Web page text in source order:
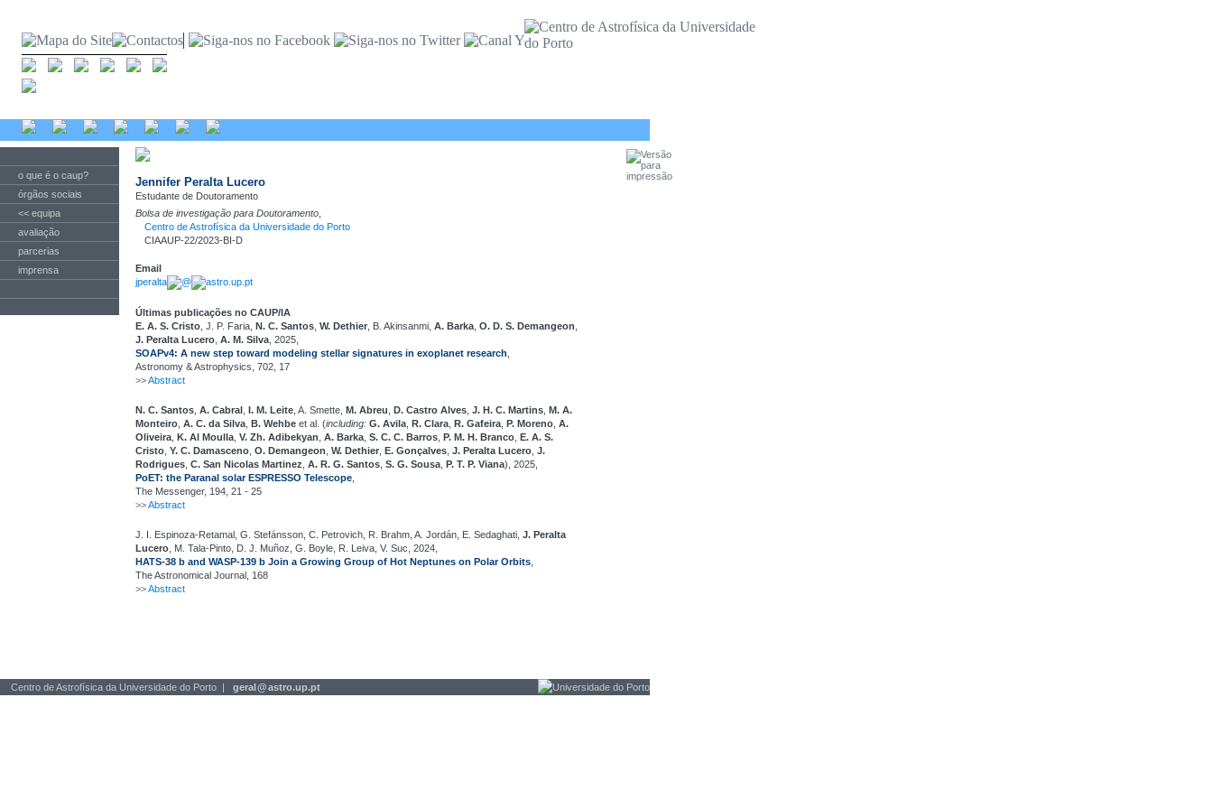
o que é o caup?
órgãos sociais
<< equipa
avaliação
parcerias
imprensa
Jennifer Peralta Lucero
Estudante de Doutoramento
Bolsa de investigação para Doutoramento
Centro de Astrofísica da Universidade do Porto
CIAAUP-22/2023-BI-D
Email
jperalta
@ astro.up.pt
Últimas publicações no CAUP/IA
E. A. S. Cristo , J. P. Faria, N. C. Santos W. Dethier , B. Akinsanmi, A. Barka O. D. S. Demangeon
J. Peralta Lucero A. M. Silva , 2025,
SOAPv4: A new step toward modeling stellar signatures in exoplanet research
Astronomy & Astrophysics, 702, 17
>>Abstract
N. C. Santos A. Cabral I. M. Leite , A. Smette, M. Abreu D. Castro Alves J. H. C. Martins M. A.
Monteiro A. C. da Silva B. Wehbe et al. (including: G. Avila R. Clara R. Gafeira P. Moreno A.
Oliveira K. Al Moulla V. Zh. Adibekyan A. Barka S. C. C. Barros P. M. H. Branco E. A. S.
Cristo Y. C. Damasceno O. Demangeon W. Dethier E. Gonçalves J. Peralta Lucero J.
Rodrigues C. San Nicolas Martinez A. R. G. Santos S. G. Sousa P. T. P. Viana), 2025,
PoET: the Paranal solar ESPRESSO Telescope
The Messenger, 194, 21 - 25
>>Abstract
J. I. Espinoza-Retamal, G. Stefánsson, C. Petrovich, R. Brahm, A. Jordán, E. Sedaghati, J. Peralta
Lucero , M. Tala-Pinto, D. J. Muñoz, G. Boyle, R. Leiva, V. Suc, 2024,
HATS-38 b and WASP-139 b Join a Growing Group of Hot Neptunes on Polar Orbits
The Astronomical Journal, 168
>>Abstract
Centro de Astrofísica da Universidade do Porto | geral@astro.up.pt